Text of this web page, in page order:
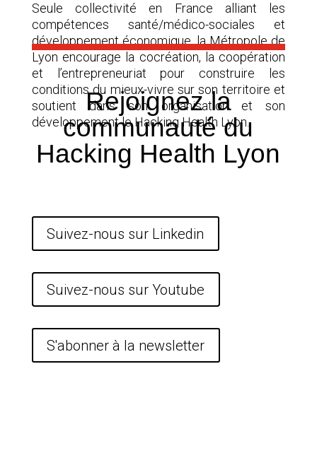
Seule collectivité en France alliant les
compétences santé/médico-sociales et
développement économique, la Métropole de
Lyon encourage la cocréation, la coopération
et l’entrepreneuriat pour construire les
conditions du mieux-vivre sur son territoire et
soutient dans son organisation et son
développement le Hacking Health Lyon.
Rejoignez la
communauté du
Hacking Health Lyon
Suivez-nous sur Linkedin
Suivez-nous sur Youtube
S'abonner à la newsletter